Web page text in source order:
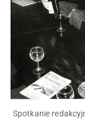
Spotkanie